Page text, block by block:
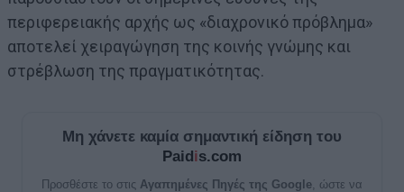
περιφερειακής αρχής ως «διαχρονικό πρόβλημα»
αποτελεί χειραγώγηση της κοινής γνώμης και
στρέβλωση της πραγματικότητας.
Μη χάνετε καμία σημαντική είδηση του
Paidis.com
Προσθέστε το στις Αγαπημένες Πηγές της Google , ώστε να